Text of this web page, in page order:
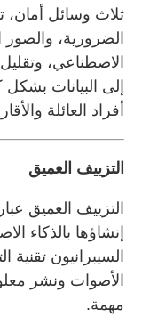
ثلاث وسائل
الضرورية، والصور
الاصطناعي،
إلى البيانات
أفراد العائلة
التزييف العميق
التزييف العميق
إنشاؤها بالذكاء
السيبرانيون تقنية
الأصوات ونشر
مهمة.